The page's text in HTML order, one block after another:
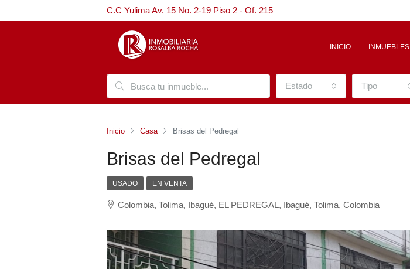
C.C Yulima Av. 15 No. 2-19 Piso 2 - Of. 215
INICIO INMUEBLES
Estado Tipo
Inicio Casa Brisas del Pedregal
Brisas del Pedregal
USADO EN VENTA
Colombia, Tolima, Ibagué, EL PEDREGAL, Ibagué, Tolima, Colombia